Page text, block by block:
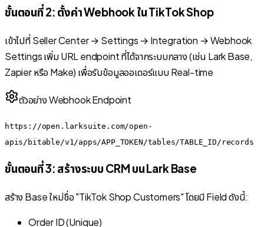
ขั้นตอนที่ 2: ตั้งค่า Webhook ใน TikTok Shop
เข้าไปที่ Seller Center → Settings → Integration → Webhook
Settings เพิ่ม URL endpoint ที่ได้จากระบบกลาง (เช่น Lark Base,
Zapier หรือ Make) เพื่อรับข้อมูลออเดอร์แบบ Real-time
ตัวอย่าง Webhook Endpoint
https://open.larksuite.com/open-
apis/bitable/v1/apps/APP_TOKEN/tables/TABLE_ID/records
ขั้นตอนที่ 3: สร้างระบบ CRM บน Lark Base
สร้าง Base ใหม่ชื่อ "TikTok Shop Customers" โดยมี Field ดังนี้:
Order ID (Unique)